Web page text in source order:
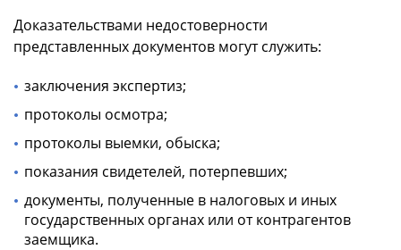
Доказательствами недостоверности
представленных документов могут служить:
заключения экспертиз;
протоколы осмотра;
протоколы выемки, обыска;
показания свидетелей, потерпевших;
документы, полученные в налоговых и иных
государственных органах или от контрагентов
заемщика.